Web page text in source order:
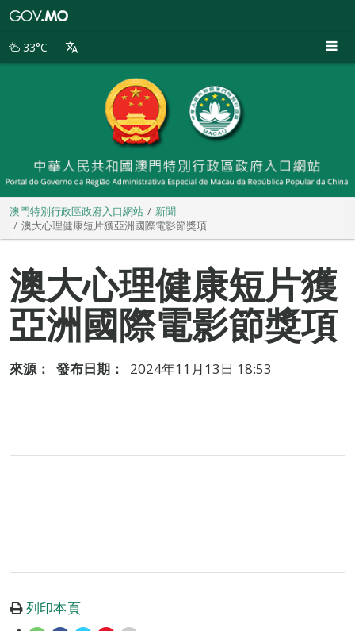
別
33°C
澳門特別行政區政府入口網站
新聞
澳大心理健康短片獲亞洲國際電影節獎項
澳大心理健康短片獲
亞洲國際電影節獎項
來源： 發布日期： 2024年11月13日 18:53
列印本頁